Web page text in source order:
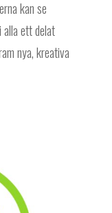
kan se
ett delat
nya, kreativa